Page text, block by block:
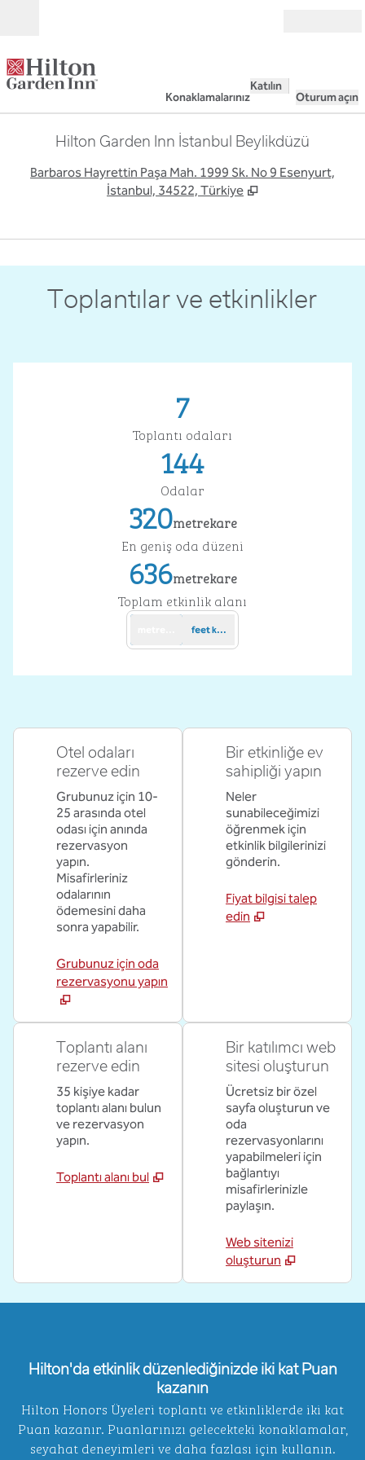
Konaklamalarınız
Katılın
Oturum açın
Hilton Garden Inn İstanbul Beylikdüzü
Barbaros Hayrettin Paşa Mah. 1999 Sk. No 9 Esenyurt,
İstanbul, 34522, Türkiye
1/15
Toplantılar ve etkinlikler
7
Toplantı odaları
144
Odalar
320metrekare
Metrekare
En geniş oda düzeni
636metrekare
Metrekare
Toplam etkinlik alanı
feet kare
Otel odaları
rezerve edin
Grubunuz için 10-
25 arasında otel
odası için anında
rezervasyon
yapın.
Misafirleriniz
odalarının
ödemesini daha
sonra yapabilir.
Grubunuz için oda
rezervasyonu yapın
Bir etkinliğe ev
sahipliği yapın
Neler
sunabileceğimizi
öğrenmek için
etkinlik bilgilerinizi
gönderin.
Fiyat bilgisi talep
edin
Toplantı alanı
rezerve edin
35 kişiye kadar
toplantı alanı bulun
ve rezervasyon
yapın.
Toplantı alanı bul
Bir katılımcı web
sitesi oluşturun
Ücretsiz bir özel
sayfa oluşturun ve
oda
rezervasyonlarını
yapabilmeleri için
bağlantıyı
misafirlerinizle
paylaşın.
Web sitenizi
oluşturun
Hilton'da etkinlik düzenlediğinizde iki kat Puan
kazanın
Hilton Honors Üyeleri toplantı ve etkinliklerde iki kat
Puan kazanır. Puanlarınızı gelecekteki konaklamalar,
seyahat deneyimleri ve daha fazlası için kullanın.